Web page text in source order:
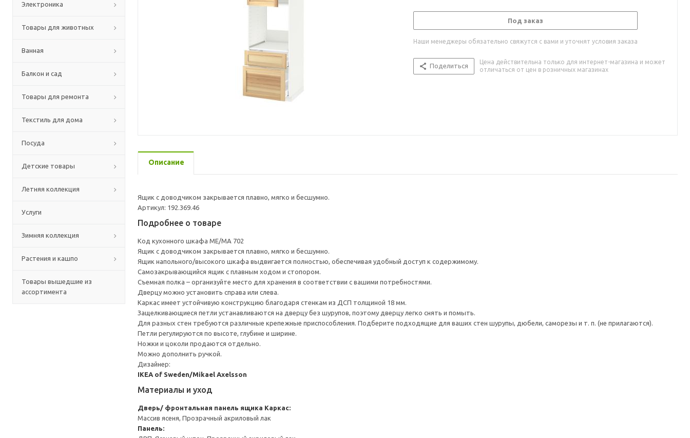
Электроника
Товары для животных
Ванная
Балкон и сад
Товары для ремонта
Текстиль для дома
Посуда
Детские товары
Летняя коллекция
Услуги
Зимняя коллекция
Растения и кашпо
Товары вышедшие из
ассортимента
Под заказ
Наши менеджеры обязательно свяжутся с вами и уточнят условия заказа
Поделиться
Цена действительна только для интернет-магазина и может
отличаться от цен в розничных магазинах
Описание
Ящик с доводчиком закрывается плавно, мягко и бесшумно.
Артикул: 192.369.46
Подробнее о товаре
Код кухонного шкафа ME/MA 702
Ящик с доводчиком закрывается плавно, мягко и бесшумно.
Ящик напольного/высокого шкафа выдвигается полностью, обеспечивая удобный доступ к содержимому.
Cамозакрывающийся ящик с плавным ходом и стопором.
Съемная полка – организуйте место для хранения в соответствии с вашими потребностями.
Дверцу можно установить справа или слева.
Каркас имеет устойчивую конструкцию благодаря стенкам из ДСП толщиной 18 мм.
Защелкивающиеся петли устанавливаются на дверцу без шурупов, поэтому дверцу легко снять и помыть.
Для разных стен требуются различные крепежные приспособления. Подберите подходящие для ваших стен шурупы, дюбели, саморезы и т. п. (не прилагаются).
Петли регулируются по высоте, глубине и ширине.
Ножки и цоколи продаются отдельно.
Можно дополнить ручкой.
Дизайнер:
IKEA of Sweden/Mikael Axelsson
Материалы и уход
Дверь/ фронтальная панель ящика Каркас:
Массив ясеня, Прозрачный акриловый лак
Панель: